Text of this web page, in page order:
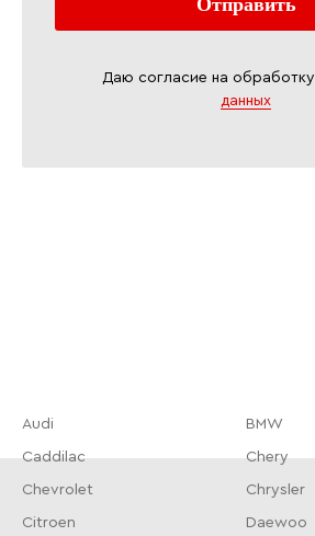
Даю согласие на обработку
данных
Audi BMW
Caddilac Chery
Chevrolet Chrysler
Citroen Daewoo